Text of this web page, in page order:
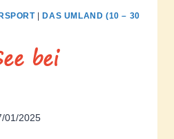
|DAS UMLAND (10 – 30
bei
01/2025